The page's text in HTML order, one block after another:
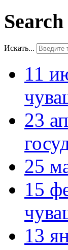
Search
Искать...
11
23
25
15
13